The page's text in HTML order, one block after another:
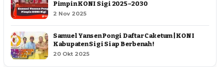
Pimpin KONI Sigi 2025–2030
2 Nov 2025
Samuel Yansen Pongi Daftar Caketum | KONI
Kabupaten Sigi Siap Berbenah !
20 Okt 2025